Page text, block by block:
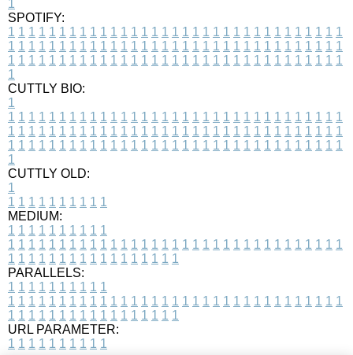
1
SPOTIFY:
1 1 1 1 1 1 1 1 1 1 1 1 1 1 1 1 1 1 1 1 1 1 1 1 1 1 1 1 1 1 1 1 1
1 1 1 1 1 1 1 1 1 1 1 1 1 1 1 1 1 1 1 1 1 1 1 1 1 1 1 1 1 1 1 1 1
1 1 1 1 1 1 1 1 1 1 1 1 1 1 1 1 1 1 1 1 1 1 1 1 1 1 1 1 1 1 1 1 1
1
CUTTLY BIO:
1
1 1 1 1 1 1 1 1 1 1 1 1 1 1 1 1 1 1 1 1 1 1 1 1 1 1 1 1 1 1 1 1 1
1 1 1 1 1 1 1 1 1 1 1 1 1 1 1 1 1 1 1 1 1 1 1 1 1 1 1 1 1 1 1 1 1
1 1 1 1 1 1 1 1 1 1 1 1 1 1 1 1 1 1 1 1 1 1 1 1 1 1 1 1 1 1 1 1 1
1
CUTTLY OLD:
1
1 1 1 1 1 1 1 1 1 1
MEDIUM:
1 1 1 1 1 1 1 1 1 1
1 1 1 1 1 1 1 1 1 1 1 1 1 1 1 1 1 1 1 1 1 1 1 1 1 1 1 1 1 1 1 1 1
1 1 1 1 1 1 1 1 1 1 1 1 1 1 1 1 1
PARALLELS:
1 1 1 1 1 1 1 1 1 1
1 1 1 1 1 1 1 1 1 1 1 1 1 1 1 1 1 1 1 1 1 1 1 1 1 1 1 1 1 1 1 1 1
1 1 1 1 1 1 1 1 1 1 1 1 1 1 1 1 1
URL PARAMETER:
1 1 1 1 1 1 1 1 1 1